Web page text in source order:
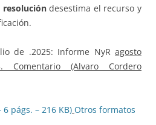
resolucióndesestima el recurso y
de .2025: Informe NyR agosto
Comentario (Alvaro Cordero
6 págs. – 216 KB) Otros formatos